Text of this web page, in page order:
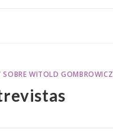
SOBRE WITOLD GOMBROWICZ